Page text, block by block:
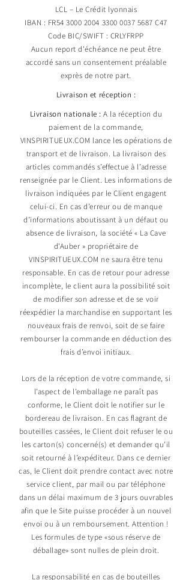
LCL – Le Crédit lyonnais
IBAN : FR543000 2004 3300 0037 5687 C47
Code BIC/SWIFT : CRLYFRPP
Aucun report d'échéance ne peut être
accordé sans un consentement préalable
exprès de notre part.
Livraison et réception :
Livraison nationale : A la réception du
paiement de la commande,
VINSPIRITUEUX.COM lance les opérations de
transport et de livraison. La livraison des
articles commandés s’effectue à l’adresse
renseignée par le Client. Les informations de
livraison indiquées par le Client engagent
celui-ci. En cas d’erreur ou de manque
d’informations aboutissant à un défaut ou
absence de livraison, la société « La Cave
d'Auber » propriétaire de
VINSPIRITUEUX.COM ne saura être tenu
responsable. En cas de retour pour adresse
incomplète, le client aura la possibilité soit
de modifier son adresse et de se voir
réexpédier la marchandise en supportant les
nouveaux frais de renvoi, soit de se faire
rembourser la commande en déduction des
frais d’envoi initiaux.
Lors de la réception de votre commande, si
l’aspect de l’emballage ne paraît pas
conforme, le Client doit le notifier sur le
bordereau de livraison. En cas flagrant de
bouteilles cassées, le Client doit refuser le ou
les carton(s) concerné(s) et demander qu’il
soit retourné à l’expéditeur. Dans ce dernier
cas, le Client doit prendre contact avec notre
service client, par mail ou par téléphone
dans un délai maximum de 3 jours ouvrables
afin que le Site puisse procéder à un nouvel
envoi ou à un remboursement. Attention !
Les formules de type «sous réserve de
déballage» sont nulles de plein droit.
La responsabilité en cas de bouteilles